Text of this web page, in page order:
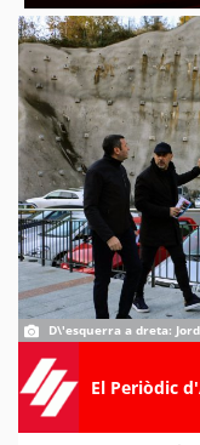
D\'esquerra a dreta:
El Periòdic